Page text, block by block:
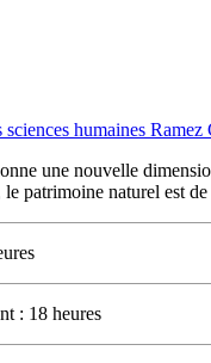
sciences humaines
une nouvelle
patrimoine naturel est
: 18 heures